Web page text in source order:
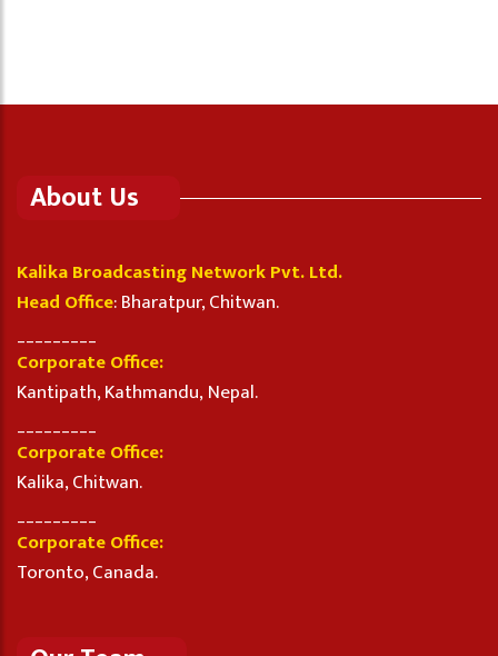
About Us
Kalika Broadcasting Network Pvt. Ltd.
Head Office: Bharatpur, Chitwan.
Corporate Office:
Kantipath, Kathmandu, Nepal.
Corporate Office:
Kalika, Chitwan.
Corporate Office:
Toronto, Canada.